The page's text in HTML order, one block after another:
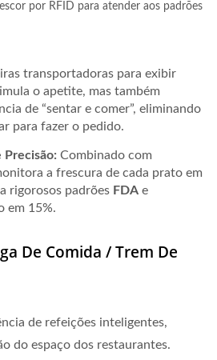
por RFID para atender aos padrões
transportadoras para exibir
o apetite, mas também
de “sentar e comer”, eliminando
para fazer o pedido.
Precisão: Combinado com
a frescura de cada prato em
rigorosos padrões FDA e
em 15%.
De Comida / Trem De
de refeições inteligentes,
do espaço dos restaurantes.